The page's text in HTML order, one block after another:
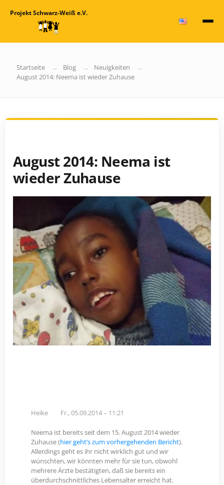
Projekt Schwarz-Weiß e.V.
Startseite Blog
Neuigkeiten
August 2014: Neema ist wieder Zuhause
August 2014: Neema ist
wieder Zuhause
Heike Fr., 05.09.2014 – 11:21
Neema ist bereits seit dem 15. August 2014 wieder
Zuhause (hier geht’s zum vorhergehenden Bericht).
Allerdings geht es ihr nicht wirklich gut und wir
wünschten, wir könnten mehr für sie tun, obwohl
mehrere Ärzte bestätigten, daß sie bereits ein
überdurchschnittliches Lebensalter erreicht hat.